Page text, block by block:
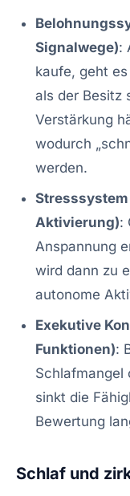
Signalwege):
kaufe, geht
als der Besitz
Verstärkung
wodurch
werden.
Aktivierung):
Anspannung
wird dann zu
autonome
Exekutive
Funktionen):
Schlafmangel
sinkt die
Bewertung
Schlaf und